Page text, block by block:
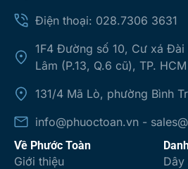
Điện thoại: 028.7306 3631
1F4 Đường số 10, Cư xá Đài
Lâm (P.13, Q.6 cũ), TP. HCM
131/4 Mã Lò, phường Bình
info@phuoctoan.vn -
Về Phước Toàn
Giới thiệu
Dây